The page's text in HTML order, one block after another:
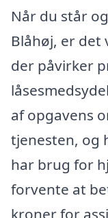
Når du står
Blåhøj, er det
der påvirker
af opgavens
tjenesten, og
har brug for
forvente at
kroner for